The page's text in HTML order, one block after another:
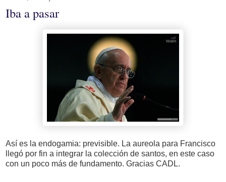
Iba a pasar
Así es la endogamia: previsible. La aureola para Francisco
llegó por fin a integrar la colección de santos, en este caso
con un poco más de fundamento. Gracias CADL.